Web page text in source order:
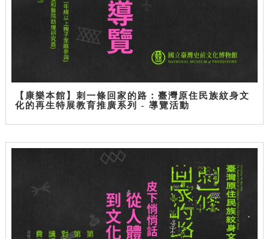
【康樂本館】刺一條回家的路：臺灣原住民族紋身文
化的再生特展教育推廣系列 - 導覽活動